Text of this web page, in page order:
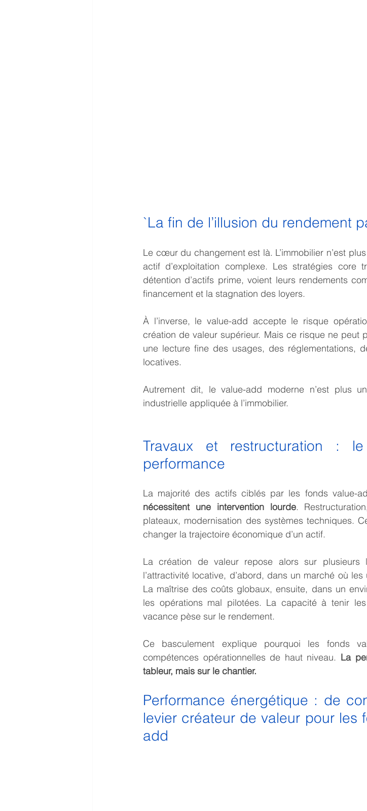
`La fin de l’illusion du rendement
Le cœur du changement est là. L’immobilier n’est
actif d’exploitation complexe. Les stratégies core
détention d’actifs prime, voient leurs rendements
financement et la stagnation des loyers.
À l’inverse, le value-add accepte le risque
création de valeur supérieur. Mais ce risque ne peut
une lecture fine des usages, des réglementations,
locatives.
Autrement dit, le value-add moderne n’est plus
industrielle appliquée à l’immobilier.
Travaux et restructuration :
performance
La majorité des actifs ciblés par les fonds value-
nécessitent une intervention lourde.
plateaux, modernisation des systèmes techniques.
changer la trajectoire économique d’un actif.
La création de valeur repose alors sur plusieurs
l’attractivité locative, d’abord, dans un marché où
La maîtrise des coûts globaux, ensuite, dans un
les opérations mal pilotées. La capacité à tenir
vacance pèse sur le rendement.
Ce basculement explique pourquoi les fonds
compétences opérationnelles de haut niveau. La
tableur, mais sur le chantier.
Performance énergétique : de
levier créateur de valeur pour les
add